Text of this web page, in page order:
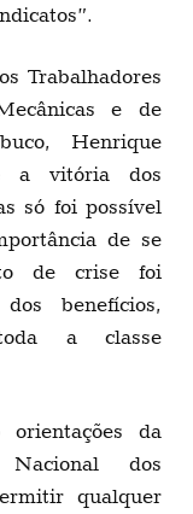
Trabalhadores
e de
Henrique
a vitória dos
só foi possível
de se
de crise foi
benefícios,
a classe
da
dos
qualquer